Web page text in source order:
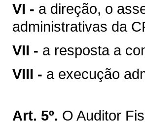
VI - a direção, o
administrativas da
VII - a resposta a
VIII - a execução
Art. 5º. O Auditor